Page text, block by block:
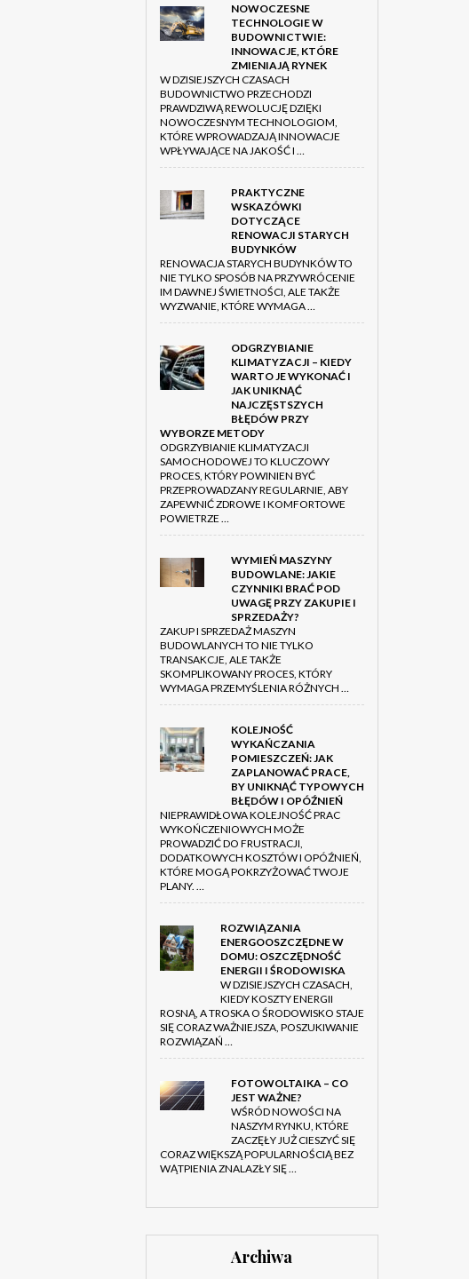
NOWOCZESNE
TECHNOLOGIE W
BUDOWNICTWIE:
INNOWACJE, KTÓRE
ZMIENIAJĄ RYNEK
W DZISIEJSZYCH CZASACH
BUDOWNICTWO PRZECHODZI
PRAWDZIWĄ REWOLUCJĘ DZIĘKI
NOWOCZESNYM TECHNOLOGIOM,
KTÓRE WPROWADZAJĄ INNOWACJE
WPŁYWAJĄCE NA JAKOŚĆ I …
PRAKTYCZNE
WSKAZÓWKI
DOTYCZĄCE
RENOWACJI STARYCH
BUDYNKÓW
RENOWACJA STARYCH BUDYNKÓW TO
NIE TYLKO SPOSÓB NA PRZYWRÓCENIE
IM DAWNEJ ŚWIETNOŚCI, ALE TAKŻE
WYZWANIE, KTÓRE WYMAGA …
ODGRZYBIANIE
KLIMATYZACJI – KIEDY
WARTO JE WYKONAĆ I
JAK UNIKNĄĆ
NAJCZĘSTSZYCH
BŁĘDÓW PRZY
WYBORZE METODY
ODGRZYBIANIE KLIMATYZACJI
SAMOCHODOWEJ TO KLUCZOWY
PROCES, KTÓRY POWINIEN BYĆ
PRZEPROWADZANY REGULARNIE, ABY
ZAPEWNIĆ ZDROWE I KOMFORTOWE
POWIETRZE …
WYMIEŃ MASZYNY
BUDOWLANE: JAKIE
CZYNNIKI BRAĆ POD
UWAGĘ PRZY ZAKUPIE I
SPRZEDAŻY?
ZAKUP I SPRZEDAŻ MASZYN
BUDOWLANYCH TO NIE TYLKO
TRANSAKCJE, ALE TAKŻE
SKOMPLIKOWANY PROCES, KTÓRY
WYMAGA PRZEMYŚLENIA RÓŻNYCH …
KOLEJNOŚĆ
WYKAŃCZANIA
POMIESZCZEŃ: JAK
ZAPLANOWAĆ PRACE,
BY UNIKNĄĆ TYPOWYCH
BŁĘDÓW I OPÓŹNIEŃ
NIEPRAWIDŁOWA KOLEJNOŚĆ PRAC
WYKOŃCZENIOWYCH MOŻE
PROWADZIĆ DO FRUSTRACJI,
DODATKOWYCH KOSZTÓW I OPÓŹNIEŃ,
KTÓRE MOGĄ POKRZYŻOWAĆ TWOJE
PLANY. …
ROZWIĄZANIA
ENERGOOSZCZĘDNE W
DOMU: OSZCZĘDNOŚĆ
ENERGII I ŚRODOWISKA
W DZISIEJSZYCH CZASACH,
KIEDY KOSZTY ENERGII
ROSNĄ, A TROSKA O ŚRODOWISKO STAJE
SIĘ CORAZ WAŻNIEJSZA, POSZUKIWANIE
ROZWIĄZAŃ …
FOTOWOLTAIKA – CO
JEST WAŻNE?
WŚRÓD NOWOŚCI NA
NASZYM RYNKU, KTÓRE
ZACZĘŁY JUŻ CIESZYĆ SIĘ
CORAZ WIĘKSZĄ POPULARNOŚCIĄ BEZ
WĄTPIENIA ZNALAZŁY SIĘ …
Archiwa